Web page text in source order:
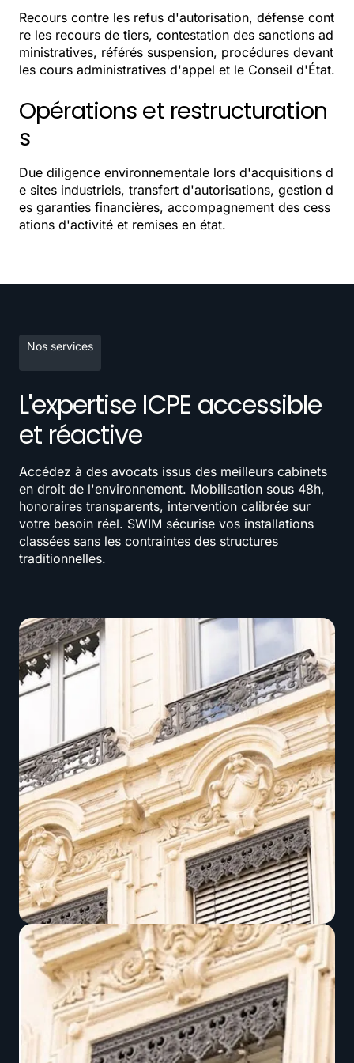
Recours contre les refus d'autorisation, défense cont
re les recours de tiers, contestation des sanctions ad
ministratives, référés suspension, procédures devant
les cours administratives d'appel et le Conseil d'État.
Opérations et restructuration
s
Due diligence environnementale lors d'acquisitions d
e sites industriels, transfert d'autorisations, gestion d
es garanties financières, accompagnement des cess
ations d'activité et remises en état.
Nos services
L'expertise ICPE accessible
et réactive
Accédez à des avocats issus des meilleurs cabinets
en droit de l'environnement. Mobilisation sous 48h,
honoraires transparents, intervention calibrée sur
votre besoin réel. SWIM sécurise vos installations
classées sans les contraintes des structures
traditionnelles.